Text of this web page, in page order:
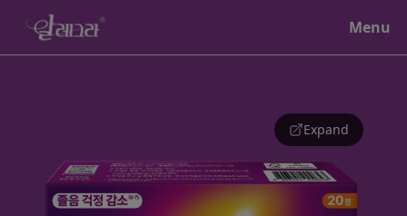
Menu
Close
Expand